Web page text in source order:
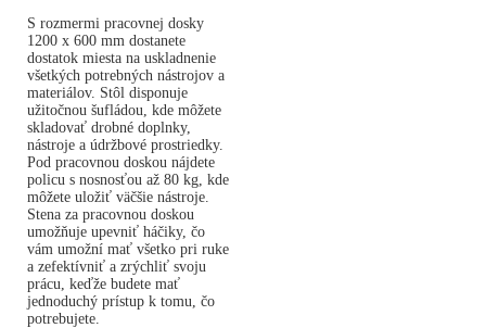
S rozmermi pracovnej dosky
1200 x 600 mm dostanete
dostatok miesta na uskladnenie
všetkých potrebných nástrojov a
materiálov. Stôl disponuje
užitočnou šufládou, kde môžete
skladovať drobné doplnky,
nástroje a údržbové prostriedky.
Pod pracovnou doskou nájdete
policu s nosnosťou až 80 kg, kde
môžete uložiť väčšie nástroje.
Stena za pracovnou doskou
umožňuje upevniť háčiky, čo
vám umožní mať všetko pri ruke
a zefektívniť a zrýchliť svoju
prácu, keďže budete mať
jednoduchý prístup k tomu, čo
potrebujete.